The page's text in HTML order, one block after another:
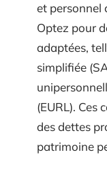
et personnel
Optez pour
adaptées,
simplifiée
(EURL). Ces
des dettes
patrimoine